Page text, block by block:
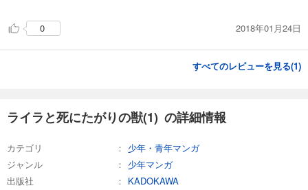
0 2018年01月24日
すべてのレビューを見る(1)
ライラと死にたがりの獣(1) の詳細情報
カテゴリ
少年・青年マンガ
ジャンル
少年マンガ
出版社
KADOKAWA